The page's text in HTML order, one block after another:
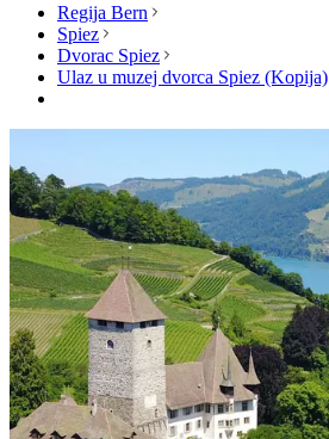
Regija Bern
Spiez
Dvorac Spiez
Ulaz u muzej dvorca Spiez (Kopija)